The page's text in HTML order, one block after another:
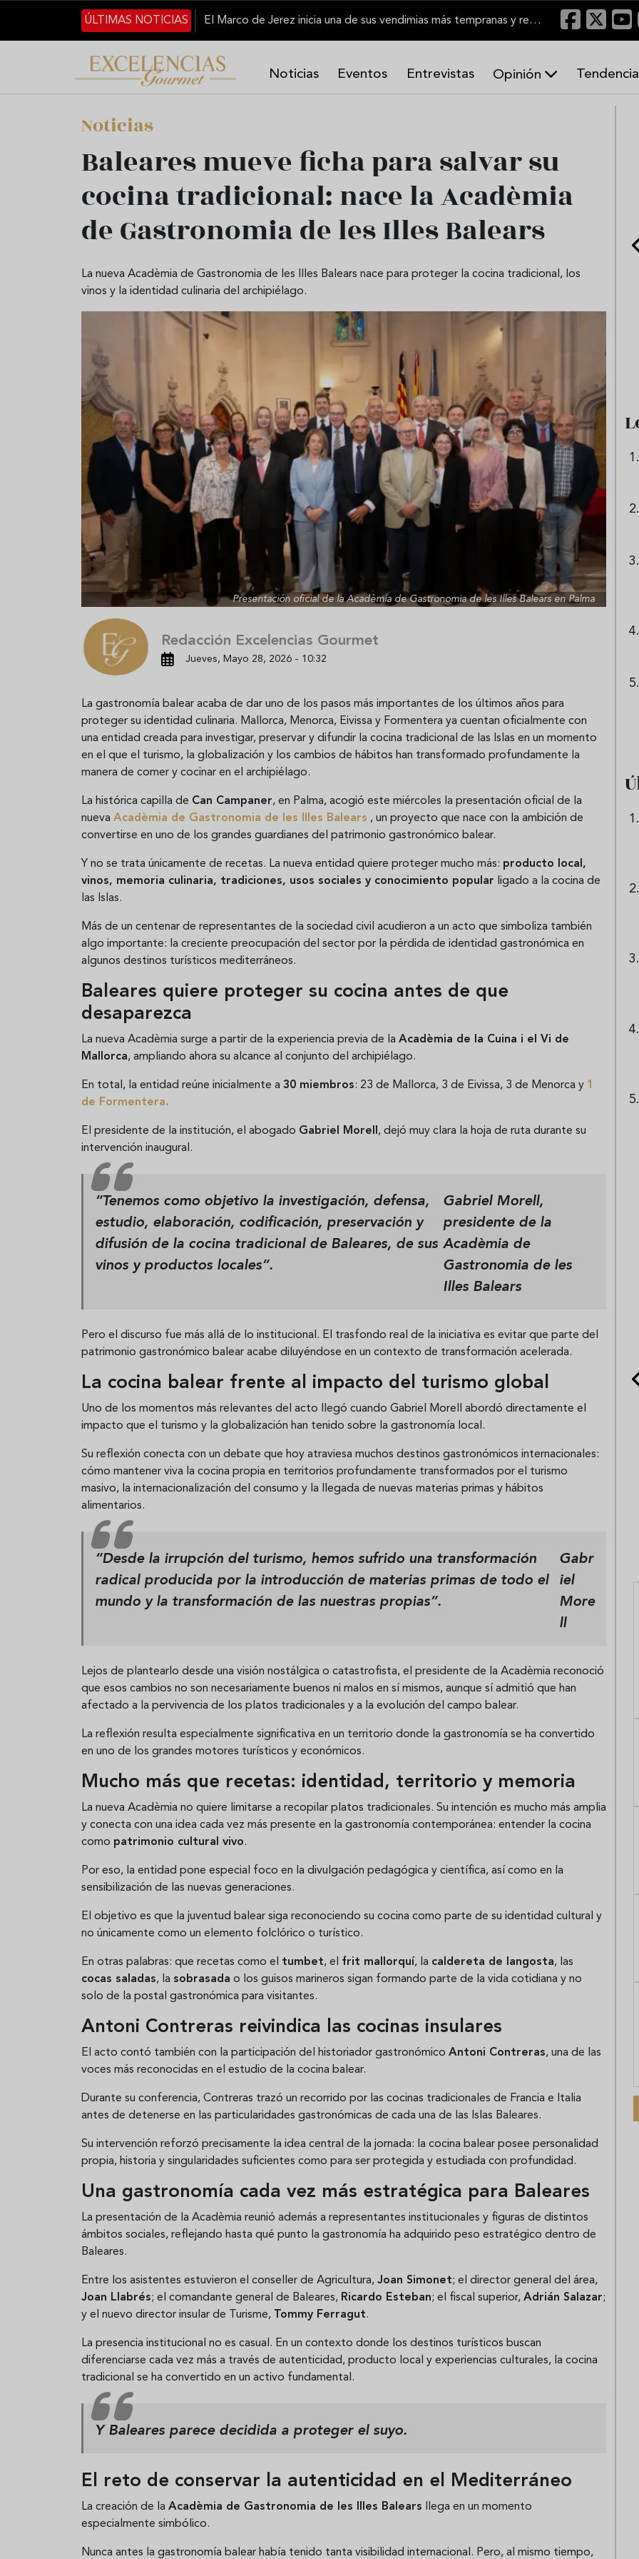
Pasar al contenido principal
ÚLTIMAS NOTICIAS
El Marco de Jerez inicia una de sus vendimias más tempranas y recupera producción
Noticias Eventos Entrevistas Opinión
n
í
a
s
Noticias
Baleares mueve ficha para salvar su
cocina tradicional: nace la Acadèmia
de Gastronomia de les Illes Balears
La nueva Acadèmia de Gastronomia de les Illes Balears nace para proteger la cocina tradicional, los
vinos y la identidad culinaria del archipiélago.
Presentación oficial de la Acadèmia de Gastronomia de les Illes Balears en Palma
Redacción Excelencias Gourmet
Jueves, Mayo 28, 2026 - 10:32
La gastronomía balear acaba de dar uno de los pasos más importantes de los últimos años para
proteger su identidad culinaria. Mallorca, Menorca, Eivissa y Formentera ya cuentan oficialmente con
una entidad creada para investigar, preservar y difundir la cocina tradicional de las Islas en un momento
en el que el turismo, la globalización y los cambios de hábitos han transformado profundamente la
manera de comer y cocinar en el archipiélago.
La histórica capilla de Can Campaner, en Palma, acogió este miércoles la presentación oficial de la
nueva Acadèmia de Gastronomia de les Illes Balears , un proyecto que nace con la ambición de
convertirse en uno de los grandes guardianes del patrimonio gastronómico balear.
Y no se trata únicamente de recetas. La nueva entidad quiere proteger mucho más: producto local,
vinos, memoria culinaria, tradiciones, usos sociales y conocimiento popular ligado a la cocina de
las Islas.
Más de un centenar de representantes de la sociedad civil acudieron a un acto que simboliza también
algo importante: la creciente preocupación del sector por la pérdida de identidad gastronómica en
algunos destinos turísticos mediterráneos.
Baleares quiere proteger su cocina antes de que
desaparezca
La nueva Acadèmia surge a partir de la experiencia previa de la Acadèmia de la Cuina i el Vi de
Mallorca, ampliando ahora su alcance al conjunto del archipiélago.
En total, la entidad reúne inicialmente a 30 miembros: 23 de Mallorca, 3 de Eivissa, 3 de Menorca y 1
de Formentera.
El presidente de la institución, el abogado Gabriel Morell , dejó muy clara la hoja de ruta durante su
intervención inaugural.
“Tenemos como objetivo la investigación, defensa,
estudio, elaboración, codificación, preservación y
difusión de la cocina tradicional de Baleares, de sus
vinos y productos locales”.
Gabriel Morell,
presidente de la
Acadèmia de
Gastronomia de les
Illes Balears
Pero el discurso fue más allá de lo institucional. El trasfondo real de la iniciativa es evitar que parte del
patrimonio gastronómico balear acabe diluyéndose en un contexto de transformación acelerada.
La cocina balear frente al impacto del turismo global
Uno de los momentos más relevantes del acto llegó cuando Gabriel Morell abordó directamente el
impacto que el turismo y la globalización han tenido sobre la gastronomía local.
Su reflexión conecta con un debate que hoy atraviesa muchos destinos gastronómicos internacionales:
cómo mantener viva la cocina propia en territorios profundamente transformados por el turismo
masivo, la internacionalización del consumo y la llegada de nuevas materias primas y hábitos
alimentarios.
“Desde la irrupción del turismo, hemos sufrido una transformación
radical producida por la introducción de materias primas de todo el
mundo y la transformación de las nuestras propias”.
Gabr
iel
More
ll
Lejos de plantearlo desde una visión nostálgica o catastrofista, el presidente de la Acadèmia reconoció
que esos cambios no son necesariamente buenos ni malos en sí mismos, aunque sí admitió que han
afectado a la pervivencia de los platos tradicionales y a la evolución del campo balear.
La reflexión resulta especialmente significativa en un territorio donde la gastronomía se ha convertido
en uno de los grandes motores turísticos y económicos.
Mucho más que recetas: identidad, territorio y memoria
La nueva Acadèmia no quiere limitarse a recopilar platos tradicionales. Su intención es mucho más amplia
y conecta con una idea cada vez más presente en la gastronomía contemporánea: entender la cocina
como patrimonio cultural vivo.
Por eso, la entidad pone especial foco en la divulgación pedagógica y científica, así como en la
sensibilización de las nuevas generaciones.
El objetivo es que la juventud balear siga reconociendo su cocina como parte de su identidad cultural y
no únicamente como un elemento folclórico o turístico.
En otras palabras: que recetas como el tumbet, el frit mallorquí, la caldereta de langosta, las
cocas saladas, la sobrasada o los guisos marineros sigan formando parte de la vida cotidiana y no
solo de la postal gastronómica para visitantes.
Antoni Contreras reivindica las cocinas insulares
El acto contó también con la participación del historiador gastronómico Antoni Contreras, una de las
voces más reconocidas en el estudio de la cocina balear.
Durante su conferencia, Contreras trazó un recorrido por las cocinas tradicionales de Francia e Italia
antes de detenerse en las particularidades gastronómicas de cada una de las Islas Baleares.
Su intervención reforzó precisamente la idea central de la jornada: la cocina balear posee personalidad
propia, historia y singularidades suficientes como para ser protegida y estudiada con profundidad.
Una gastronomía cada vez más estratégica para Baleares
La presentación de la Acadèmia reunió además a representantes institucionales y figuras de distintos
ámbitos sociales, reflejando hasta qué punto la gastronomía ha adquirido peso estratégico dentro de
Baleares.
Entre los asistentes estuvieron el conseller de Agricultura, Joan Simonet; el director general del área,
Joan Llabrés; el comandante general de Baleares, Ricardo Esteban; el fiscal superior, Adrián Salazar;
y el nuevo director insular de Turisme, Tommy Ferragut.
La presencia institucional no es casual. En un contexto donde los destinos turísticos buscan
diferenciarse cada vez más a través de autenticidad, producto local y experiencias culturales, la cocina
tradicional se ha convertido en un activo fundamental.
Y Baleares parece decidida a proteger el suyo.
El reto de conservar la autenticidad en el Mediterráneo
La creación de la Acadèmia de Gastronomia de les Illes Balears llega en un momento
especialmente simbólico.
Nunca antes la gastronomía balear había tenido tanta visibilidad internacional. Pero, al mismo tiempo,
Sopa fría de sandía: el plato
que querrás repetir todo el
verano